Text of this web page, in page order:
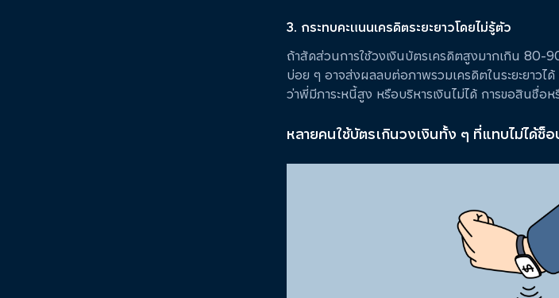
3. กระทบคะแนนเครดิตระยะยาวโดยไม่รู้ตัว
ถ้าสัดส่วนการใช้วงเงินบัตรเครดิตสูงมากเกิน 80-
บ่อย ๆ อาจส่งผลลบต่อภาพรวมเครดิตในระยะยาวไ
ว่าพี่มีภาระหนี้สูง หรือบริหารเงินไม่ได้ การขอสินชื่อห
หลายคนใช้บัตรเกินวงเงินทั้ง ๆ ที่แทบไม่ได้ช็อ